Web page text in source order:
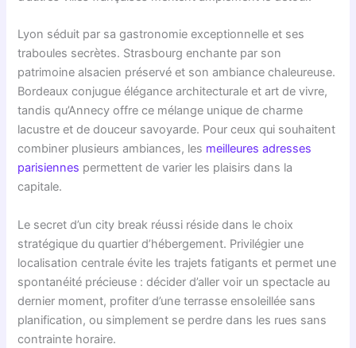
Lyon séduit par sa gastronomie exceptionnelle et ses
traboules secrètes. Strasbourg enchante par son
patrimoine alsacien préservé et son ambiance chaleureuse.
Bordeaux conjugue élégance architecturale et art de vivre,
tandis qu’Annecy offre ce mélange unique de charme
lacustre et de douceur savoyarde. Pour ceux qui souhaitent
combiner plusieurs ambiances, les meilleures adresses
parisiennes permettent de varier les plaisirs dans la
capitale.
Le secret d’un city break réussi réside dans le choix
stratégique du quartier d’hébergement. Privilégier une
localisation centrale évite les trajets fatigants et permet une
spontanéité précieuse : décider d’aller voir un spectacle au
dernier moment, profiter d’une terrasse ensoleillée sans
planification, ou simplement se perdre dans les rues sans
contrainte horaire.